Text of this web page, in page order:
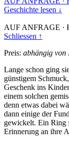
Geschichte lesen ↓
AUF ANFRAGE ·
Schliessen ↑
Preis: abhängig von
Lange schon ging
günstigem
Geschenk ins
einem solchen
denn etwas dabei
dann einige der
gewickelt. Ein Ring
Erinnerung an ihre